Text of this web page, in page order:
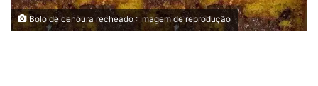
Bolo de cenoura recheado : Imagem de reprodução